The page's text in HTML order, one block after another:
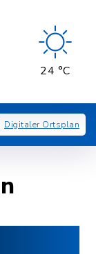
24 °C
Digitaler Ortsplan